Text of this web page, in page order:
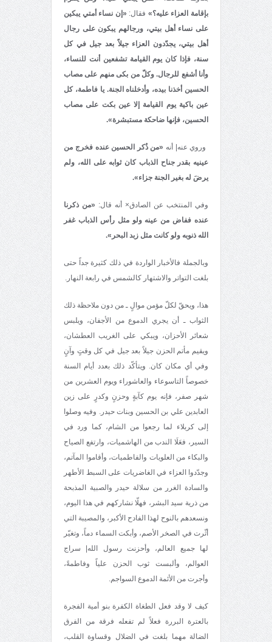
بإقامة العزاء عليه؟» فقال: «إن نساء أمتي يبكين
على نساء أهل بيتي، ورجالهم يبكون على رجال
أهل بيتي، يجدّدون العزاء جيلاً بعد جيل في كل
سنة، فإذا كان يوم القيامة تشفعين أنت للنساء،
وأنا أشفع للرجال. وكلّ من بكى منهم على مصاب
الحسين أخذنا بيده، وأدخلناه الجنة. يا فاطمة، كل
عين باكية يوم القيامة إلا عين بكت على مصاب
الحسين، فإنها ضاحكة مستبشرة».
وروي عنه| أنه «من ذُكر الحسين عنده فخرج من
عينيه بقدر جناح الذباب كان ثوابه على الله، ولم
يرضَ له بغير الجنة جزاء».
وفي المنتخب عن الصادق× أنه قال: «من ذكرنا
عنده ففاض من عينه ولو مثل رأس الذباب غفر
الله ذنوبه ولو كانت مثل زبد البحر».
وبالجملة فالأخبار الواردة في ذلك كثيرة جداً حتى
بلغت التواتر والاشتهار كالشمس في رابعة النهار.
هذا، ويحقّ لكلّ مؤمن موالٍ ـ من دون ملاحظة ذلك
الثواب ـ أن يجري الدموع من الأجفان، ويلبس
شعائر الأحزان، ويبكي على الغريب العطشان،
ويقيم مأتم الحزن جيلاً بعد جيل في كل وقتٍ وآنٍ
وفي أي مكان كان. ويتأكّد ذلك بعدد أيام السنة
خصوصاً التاسوعاء والعاشوراء ويوم العشرين من
شهر صفر، فإنه يوم كآبةٍ وحزنٍ وكدرٍ على زين
العابدين علي بن الحسين وبنات حيدر. وفيه وصلوا
إلى كربلاء لما رجعوا من الشام، كما ورد في
السير، فعَلَا الندب من الهاشميات، وارتفع الصياح
والبكاء من العلويات والفاطميات، وأقاموا المآتم،
وجدّدوا العزاء في الغاضريات على السبط الأطهر
والسادة الغرر من سلالة حيدر والصبية المذبحة
من ذرية سيد البشر، فهلّا نشاركهم في هذا اليوم،
ونسعدهم بالنوح لهذا الفادح الأكبر، والمصيبة التي
أثّرت في الصخر الأصم، وأبكت السماء دماً، وتغيّر
لها جميع العالم، وأحزنت رسول الله| سراج
العوالم، وألبست ثوب الحزن علياً وفاطمةً،
وأجرت من الأئمة الدموع السواجم.
كيف لا وقد فعل الطغاة الكفرة بنو أمية الفجرة
بالعترة البررة فعلاً لم تفعله فرقة من الفرق
الضالة مهما بلغت في الضلال وقساوة القلب،